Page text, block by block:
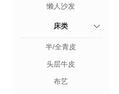
懒人沙发
床类
半/全青皮
头层牛皮
布艺